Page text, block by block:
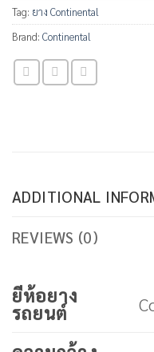
Tag: ยาง Continental
Brand: Continental
ADDITIONAL
REVIEWS (0)
ยีห้อยาง
รถยนต์